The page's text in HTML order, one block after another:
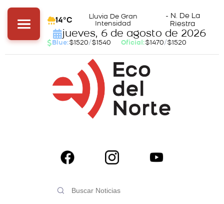
14°C
Lluvia De Gran
Intensidad
- N. De La
Riestra
jueves, 6 de agosto de 2026
Blue:$1520/$1540 Oficial:$1470/$1520